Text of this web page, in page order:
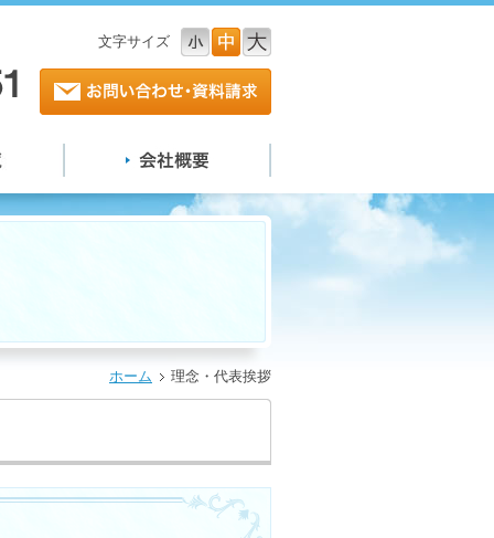
文字サイズ
小
中 大
ホーム 理念・代表挨拶